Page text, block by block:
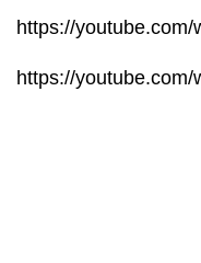
https://
https://
апгрейдом